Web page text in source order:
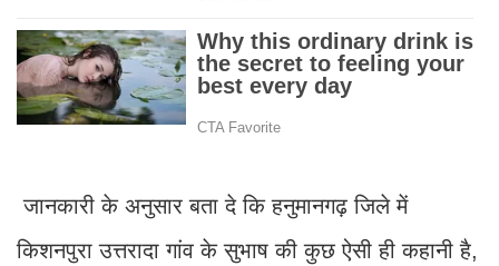
जानकारी के अनुसार बता दे कि हनुमानगढ़ जिले में
किशनपुरा उत्तरादा गांव के सुभाष की कुछ ऐसी ही कहानी है,